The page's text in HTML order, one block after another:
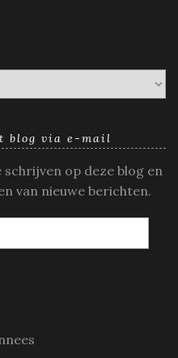
blog via e-mail
op deze blog en
van nieuwe berichten.